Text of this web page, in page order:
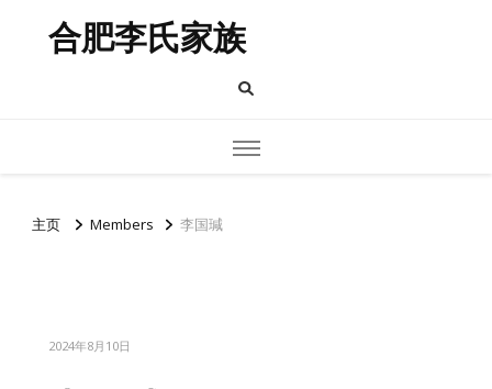
合肥李氏家族
主页 Members 李国瑊
2024年8月10日